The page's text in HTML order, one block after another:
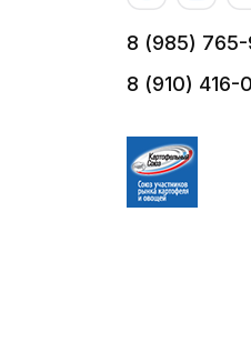
8 (985)
8 (910) 416-